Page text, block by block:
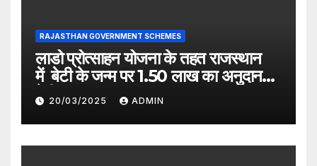
RAJASTHAN GOVERNMENT SCHEMES
लाडो प्रोत्साहन योजना के तहत राजस्थान
में बेटी के जन्म पर 1.50 लाख का अनुदान
देगी सरकार
20/03/2025 ADMIN